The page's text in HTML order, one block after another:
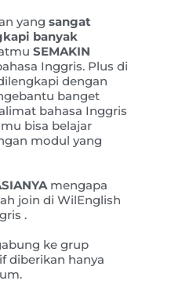
yang sangat
banyak
SEMAKIN
Inggris. Plus di
dengan
banget
bahasa Inggris
bisa belajar
modul yang
mengapa
join di WilEnglish
.
ke grup
diberikan hanya